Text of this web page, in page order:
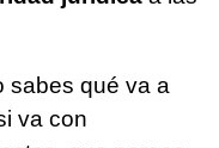
sabes qué va a
va con